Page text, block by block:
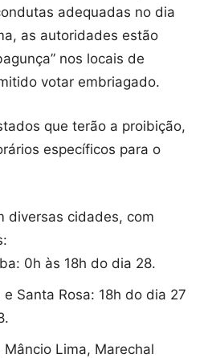
adequadas no dia
as autoridades estão
nos locais de
votar embriagado.
que terão a proibição,
específicos para o
diversas cidades, com
0h às 18h do dia 28.
Santa Rosa: 18h do dia 27
Mâncio Lima, Marechal